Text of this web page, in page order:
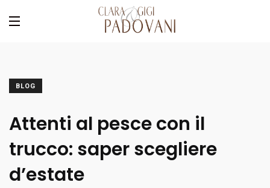
BLOG
Attenti al pesce con il
trucco: saper scegliere
d’estate